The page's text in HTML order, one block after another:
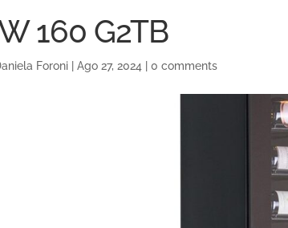
160 G2TB
Foroni |Ago 27, 2024 |0 comments